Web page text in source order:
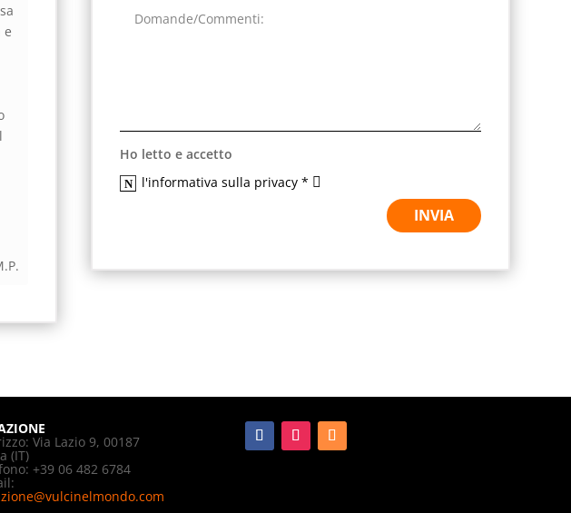
e
Ho letto e accetto
l'informativa sulla privacy *
INVIA
Via Lazio 9, 00187
(IT)
+39 06 482 6784